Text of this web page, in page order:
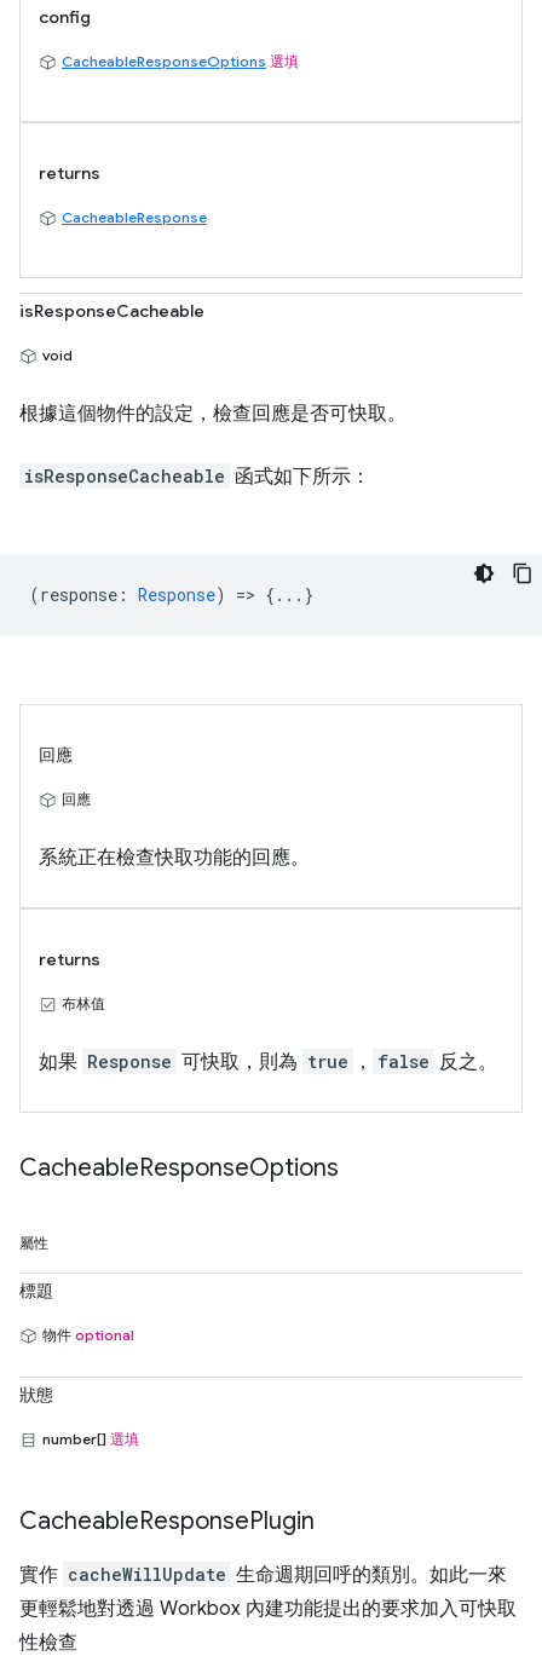
config
CacheableResponseOptions 選填
returns
CacheableResponse
isResponseCacheable
void
根據這個物件的設定，檢查回應是否可快取。
isResponseCacheable 函式如下所示：
(response : Response) => {...}
回應
回應
系統正在檢查快取功能的回應。
returns
布林值
如果 Response 可快取，則為 true ， false 反之。
CacheableResponseOptions
屬性
標題
物件 optional
狀態
number[] 選填
CacheableResponsePlugin
實作 cacheWillUpdate 生命週期回呼的類別。如此一來
更輕鬆地對透過 Workbox 內建功能提出的要求加入可快取
性檢查